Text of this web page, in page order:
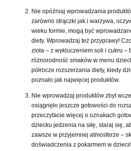
Nie opóźniaj wprowadzania
zarówno strączki jak i warzywa,
wieku formie, mogą być
diety. Wprowadzaj też przyprawy!
zioła – z wykluczeniem soli i cukru –
różnorodność smaków w menu
półrocze rozszerzania diety, kiedy
poznało jak najwięcej produktów.
Nie wprowadzaj produktów zbyt
osiągnęło jeszcze gotowości do
przeczytacie więcej o oznakach
dziecku jedzenia na siłę, staraj się,
zawsze w przyjemnej atmosferze –
doświadczenia z pokarmem w